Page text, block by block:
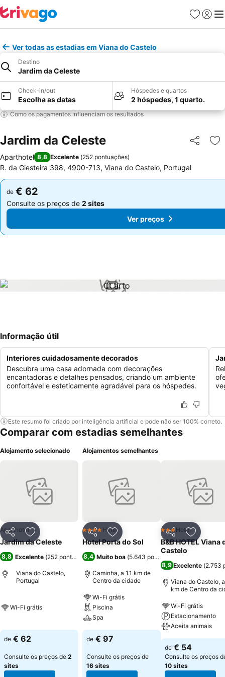
Favoritos
Iniciar
Ver todas as estadias em Viana do Castelo
Destino
Jardim da Celeste
Check-in/out
Escolha as datas
Hóspedes e quartos
2 hóspedes, 1 quarto.
Como os pagamentos influenciam os resultados
Jardim da Celeste Partilhar
Aparthotel 8,8 Excelente (252 pontuações)
R. da Giesteira 398, 4900-713, Viana do Castelo, Portugal
de € 62
Consulte os preços de 2 sites
de € 62
Consulte os preços de 2 sites
Ver preços
1 / 1
Informação útil
Interiores cuidadosamente decorados
Descubra uma casa adornada com decorações
encantadoras e detalhes pensados, criando um ambiente
confortável e esteticamente agradável para os hóspedes.
Este resumo foi criado por inteligência artificial e pode não ser 100% correto.
Comparar com estadias semelhantes
Alojamento selecionado
PartilharAdicionar aos favoritos
Aparthotel
Jardim da Celeste
8,8 Excelente (252 pontuações)
Viana do Castelo,
Portugal
Wi-Fi grátis
de € 62
Consulte os preços de 2
sites
Alojamentos semelhantes
PartilharAdicionar aos favoritos
4 EstrelasHotel
Hotel Porta do Sol
8,4 Muito boa (5.643 pontuações
Caminha, a 1.1 km de
Centro da cidade
Wi-Fi grátis
Piscina
Spa
de € 97
Consulte os preços de
16 sites
Partilhar
3 Estrelas
Hotel
B&B HOTEL Viana
Castelo
8,9 Excelente (2.753
Viana do Castelo,
km de Centro da
Wi-Fi grátis
Estacionamento
Aceita animais
de € 54
Consulte os preços
10 sites